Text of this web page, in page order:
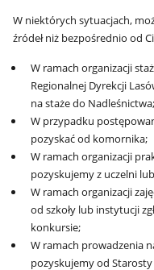
W niektórych sytuacjach,
źródeł niż bezpośrednio od
W ramach organizacji
Regionalnej Dyrekcji
na staże do Nadleśnictwa;
W przypadku
pozyskać od komornika;
W ramach organizacji
pozyskujemy z uczelni
W ramach organizacji
od szkoły lub instytucji
konkursie;
W ramach prowadzenia
pozyskujemy od